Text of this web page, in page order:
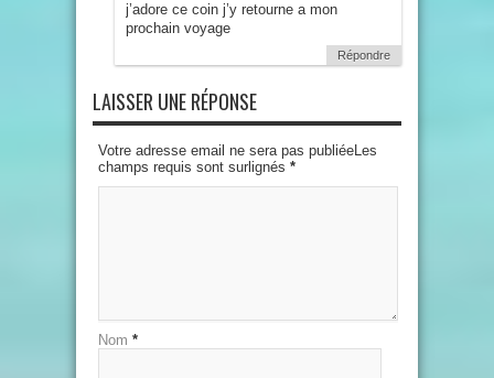
j’adore ce coin j’y retourne a mon
prochain voyage
Répondre
LAISSER UNE RÉPONSE
Votre adresse email ne sera pas publiéeLes
champs requis sont surlignés *
Nom *